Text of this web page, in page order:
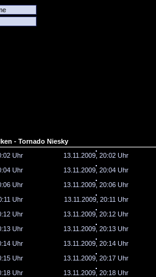
- Tornado Niesky
Uhr
13.11.2009, 20:02 Uhr
Uhr
13.11.2009, 20:04 Uhr
Uhr
13.11.2009, 20:06 Uhr
Uhr
13.11.2009, 20:11 Uhr
Uhr
13.11.2009, 20:12 Uhr
Uhr
13.11.2009, 20:13 Uhr
Uhr
13.11.2009, 20:14 Uhr
Uhr
13.11.2009, 20:17 Uhr
Uhr
13.11.2009, 20:18 Uhr